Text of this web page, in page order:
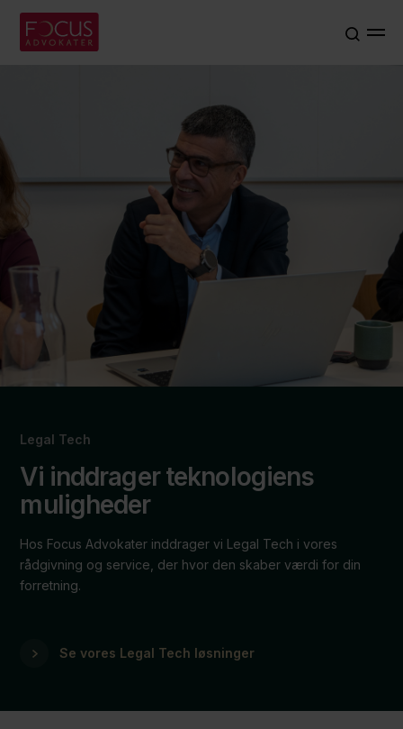
Legal Tech
Vi inddrager teknologiens
muligheder
Hos Focus Advokater inddrager vi Legal Tech i vores
rådgivning og service, der hvor den skaber værdi for din
forretning.
Se vores Legal Tech løsninger